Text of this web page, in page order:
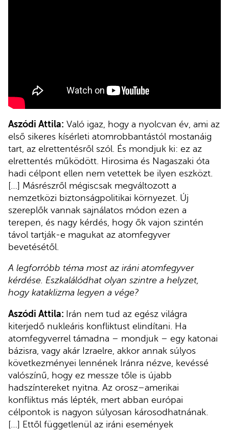
Aszódi Attila: Való igaz, hogy a nyolcvan év, ami az
első sikeres kísérleti atomrobbantástól mostanáig
tart, az elrettentésről szól. És mondjuk ki: ez az
elrettentés működött. Hirosima és Nagaszaki óta
hadi célpont ellen nem vetettek be ilyen eszközt.
[…] Másrészről mégiscsak megváltozott a
nemzetközi biztonságpolitikai környezet. Új
szereplők vannak sajnálatos módon ezen a
terepen, és nagy kérdés, hogy ők vajon szintén
távol tartják-e magukat az atomfegyver
bevetésétől.
A legforróbb téma most az iráni atomfegyver
kérdése. Eszkalálódhat olyan szintre a helyzet,
hogy kataklizma legyen a vége?
Aszódi Attila: Irán nem tud az egész világra
kiterjedő nukleáris konfliktust elindítani. Ha
atomfegyverrel támadna – mondjuk – egy katonai
bázisra, vagy akár Izraelre, akkor annak súlyos
következményei lennének Iránra nézve, kevéssé
valószínű, hogy ez messze tőle is újabb
hadszíntereket nyitna. Az orosz–amerikai
konfliktus más lépték, mert abban európai
célpontok is nagyon súlyosan károsodhatnának.
[…] Ettől függetlenül az iráni események